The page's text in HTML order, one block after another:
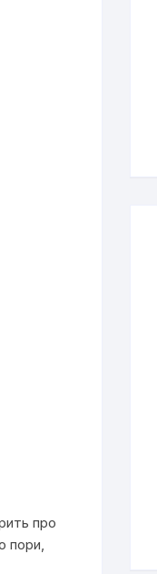
про
пори,